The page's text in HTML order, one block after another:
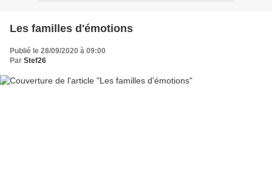
Les familles d'émotions
Publié le 28/09/2020 à 09:00
Par Stef26